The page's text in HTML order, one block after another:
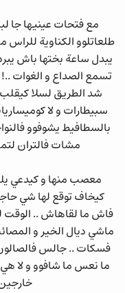
مع فتحات عينيها جا
طلعاتلوو الكناوية
يبدل ساعة بختها باش
تسمع الصداع و الغوات
شد الطريق لسلا
سبيطارات و لا
بالسطافيط يشوفوو
مشات فالتران
معصب منها و كيدعي
كيخاف توقع لها شي
فاش ما لقاهاش .. الوقت
ماشي ديال الخير و
فسكات .. جالس
ما نعس ما شافوو و لا